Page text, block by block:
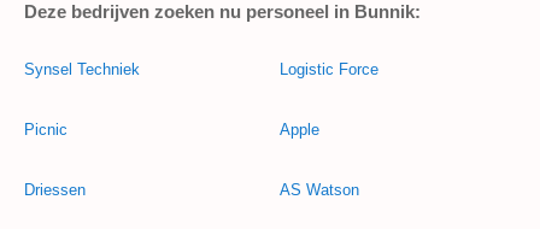
Deze bedrijven zoeken nu personeel in Bunnik:
Synsel Techniek
Picnic
Driessen
Logistic Force
Apple
AS Watson